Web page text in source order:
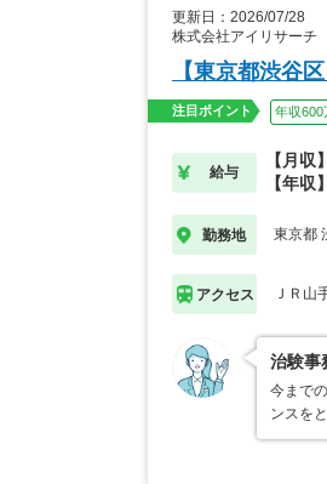
更新日：2026/07/28
株式会社アイリサーチ
【東京都渋谷
注目ポイント 年収600
給与
【月
【年
勤務地 東京都
アクセス ＪＲ山
治験事
今まで
ンスを